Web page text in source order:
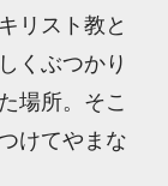
リスト教と
くぶつかり
場所。そこ
けてやまな